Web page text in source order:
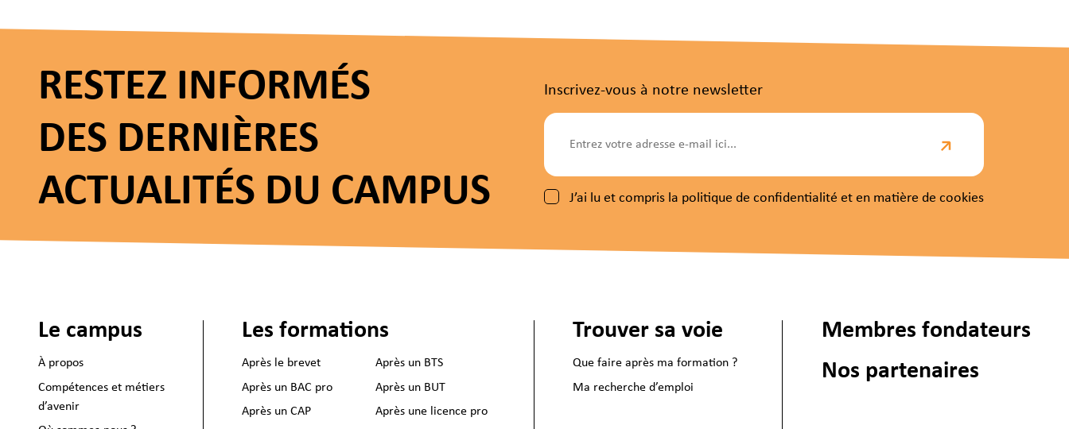
RESTEZ INFORMÉS
DES DERNIÈRES
ACTUALITÉS DU CAMPUS
Inscrivez-vous à notre newsletter
J’ai lu et compris la politique de confidentialité et en matière de cookies
Le campus
À propos
Compétences et métiers
d’avenir
Les formations
Après le brevet
Après un BAC pro
Après un CAP
Après un BTS
Après un BUT
Après une licence pro
Trouver sa voie
Que faire après ma formation ?
Ma recherche d’emploi
Membres fondateurs
Nos partenaires